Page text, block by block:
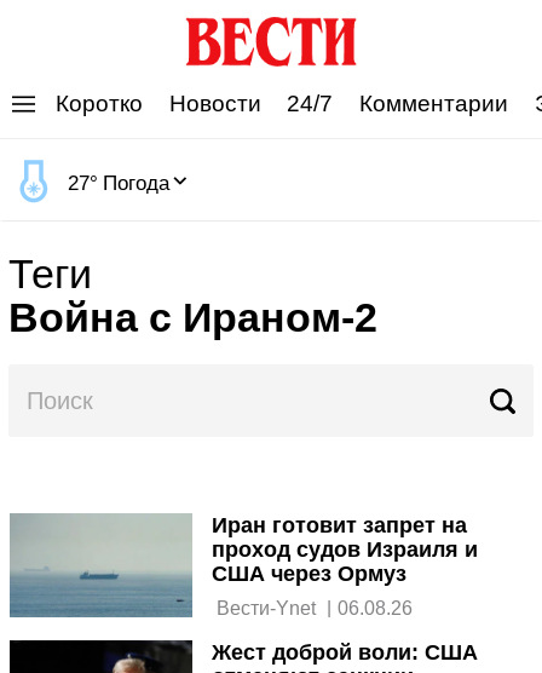
Коротко Новости 24/7 Комментарии
27° Погода
Теги
Война с Ираном-2
Иран готовит запрет на
проход судов Израиля и
США через Ормуз
Вести-Ynet | 06.08.26
Жест доброй воли: США